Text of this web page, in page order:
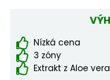
Nízká cena
3 zóny
Extrakt z Aloe vera